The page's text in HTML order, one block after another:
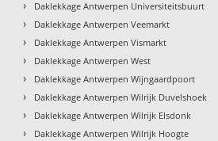
› Daklekkage Antwerpen Universiteitsbuurt
› Daklekkage Antwerpen Veemarkt
› Daklekkage Antwerpen Vismarkt
› Daklekkage Antwerpen West
› Daklekkage Antwerpen Wijngaardpoort
› Daklekkage Antwerpen Wilrijk Duvelshoek
› Daklekkage Antwerpen Wilrijk Elsdonk
› Daklekkage Antwerpen Wilrijk Hoogte